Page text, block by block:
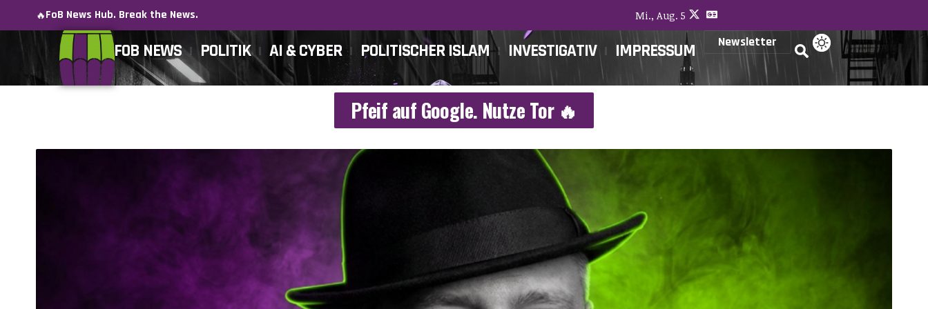
🔥FoB News Hub. Break the News. Mi., Aug. 5
FOB NEWS POLITIK AI & CYBER POLITISCHER ISLAM INVESTIGATIV IMPRESSUM Newsletter
Pfeif auf Google. Nutze Tor 🔥